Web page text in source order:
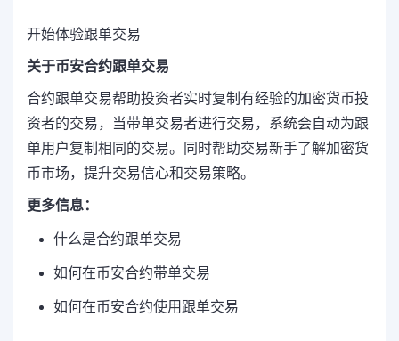
开始体验跟单交易
关于币安合约跟单交易
合约跟单交易帮助投资者实时复制有经验的加密货币投
资者的交易，当带单交易者进行交易，系统会自动为跟
单用户复制相同的交易。同时帮助交易新手了解加密货
币市场，提升交易信心和交易策略。
更多信息：
什么是合约跟单交易
如何在币安合约带单交易
如何在币安合约使用跟单交易